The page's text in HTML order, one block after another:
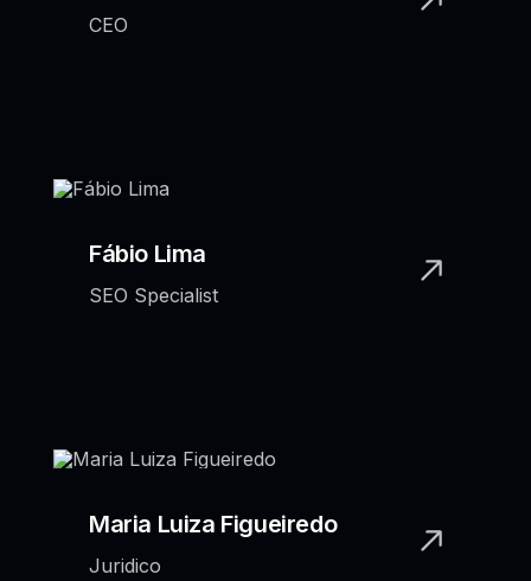
CEO
Fábio Lima
SEO Specialist
Maria Luiza Figueiredo
Juridico